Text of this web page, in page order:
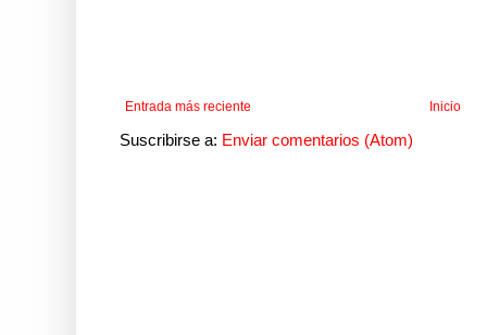
Entrada más reciente Inicio
Suscribirse a: Enviar comentarios (Atom)